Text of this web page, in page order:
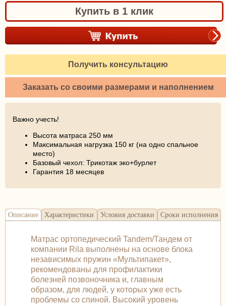
Купить в 1 клик
Получить консультацию
Заказать со своими размерами и наполнением
Важно учесть!
Высота матраса 250 мм
Максимальная нагрузка 150 кг (на одно спальное
место)
Базовый чехол: Трикотаж эко+бурлет
Гарантия 18 месяцев
Описание Характеристики Условия доставки Сроки исполнения
Матрас ортопедический Tandem/Тандем от
компании Rila выполнены на основе блока
независимых пружин «Мультипакет»,
рекомендованы для профилактики
болезней позвоночника и, главным
образом, для людей, у которых уже есть
проблемы со спиной. Высокий уровень